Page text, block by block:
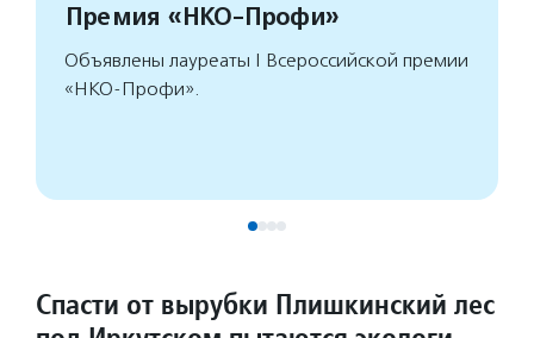
Премия «НКО-Профи»
Объявлены лауреаты I Всероссийской премии
«НКО-Профи».
Спасти от вырубки Плишкинский лес